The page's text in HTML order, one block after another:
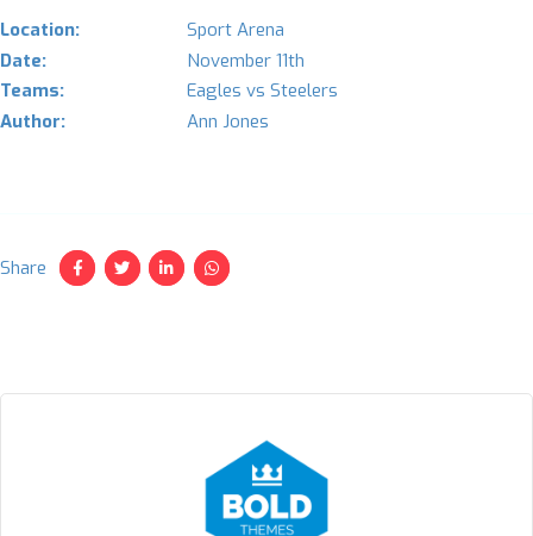
Location:
Sport Arena
Date:
November 11th
Teams:
Eagles vs Steelers
Author:
Ann Jones
Share